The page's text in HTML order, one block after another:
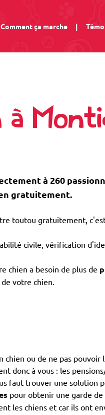
Comment ça marche |
à
à 260
gratuitement.
toutou gratuitement,
civile, vérification
chien a besoin de plus de
votre chien.
chien ou de ne pas
donc à vous : les
faut trouver une solution
pour obtenir une garde
les chiens et car ils ont